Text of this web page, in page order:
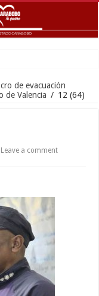
avanc
de evacuación
de Valencia / 12 (64)
Leave a comment